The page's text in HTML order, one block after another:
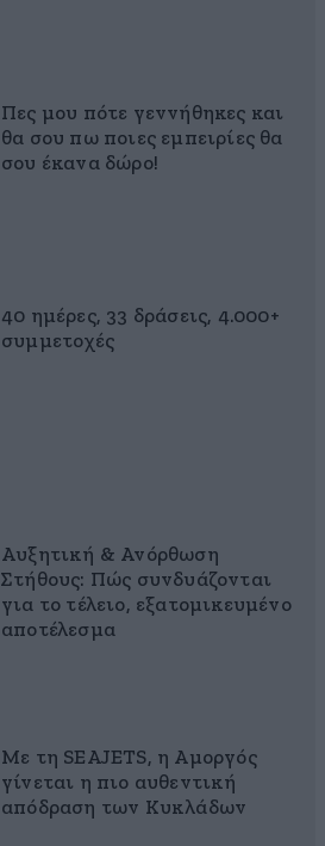
Πες μου πότε γεννήθηκες και
θα σου πω ποιες εμπειρίες θα
σου έκανα δώρο!
40 ημέρες, 33 δράσεις, 4.000+
συμμετοχές
Αυξητική & Ανόρθωση
Στήθους: Πώς συνδυάζονται
για το τέλειο, εξατομικευμένο
αποτέλεσμα
Με τη SEAJETS, η Αμοργός
γίνεται η πιο αυθεντική
απόδραση των Κυκλάδων